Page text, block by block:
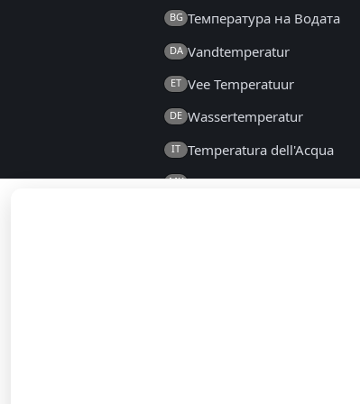
BG Температура на Водата
DA Vandtemperatur
ET Vee Temperatuur
DE Wassertemperatur
IT Temperatura dell'Acqua
MK Температура на Водата